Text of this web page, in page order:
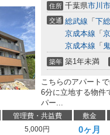
住所 千葉県市川市
交通 総武線 「 下
京成本線 「
京成本線 「
築年 築1年未満
こちらのアパート
6分に立地する物件
パー...
管理費・共益費 敷金
5,000円 0ヶ月